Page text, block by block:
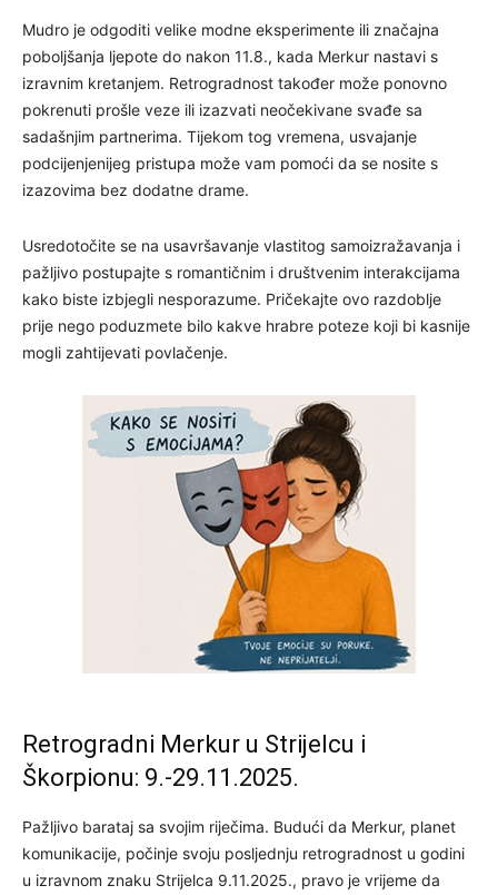
Mudro je odgoditi velike modne eksperimente ili značajna
poboljšanja ljepote do nakon 11.8., kada Merkur nastavi s
izravnim kretanjem. Retrogradnost također može ponovno
pokrenuti prošle veze ili izazvati neočekivane svađe sa
sadašnjim partnerima. Tijekom tog vremena, usvajanje
podcijenjenijeg pristupa može vam pomoći da se nosite s
izazovima bez dodatne drame.
Usredotočite se na usavršavanje vlastitog samoizražavanja i
pažljivo postupajte s romantičnim i društvenim interakcijama
kako biste izbjegli nesporazume. Pričekajte ovo razdoblje
prije nego poduzmete bilo kakve hrabre poteze koji bi kasnije
mogli zahtijevati povlačenje.
Retrogradni Merkur u Strijelcu i
Škorpionu: 9.-29.11.2025.
Pažljivo barataj sa svojim riječima. Budući da Merkur, planet
komunikacije, počinje svoju posljednju retrogradnost u godini
u izravnom znaku Strijelca 9.11.2025., pravo je vrijeme da